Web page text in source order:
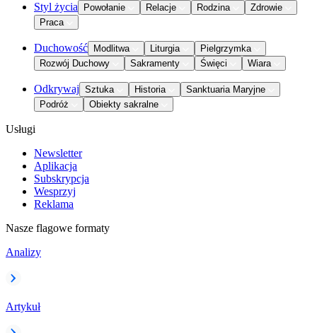
Styl życia Powołanie Relacje Rodzina
Zdrowie
Praca
Duchowość Modlitwa Liturgia
Pielgrzymka
Rozwój Duchowy
Sakramenty Święci Wiara
Odkrywaj Sztuka Historia
Sanktuaria Maryjne
Podróż
Obiekty sakralne
Usługi
Newsletter
Aplikacja
Subskrypcja
Wesprzyj
Reklama
Nasze flagowe formaty
Analizy
Artykuł